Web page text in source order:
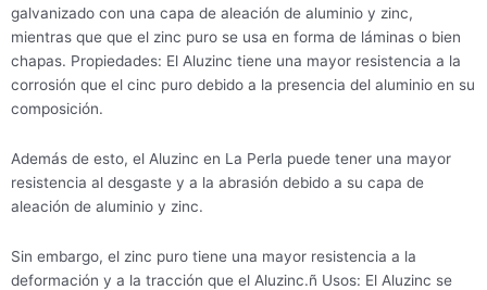
galvanizado con una capa de aleación de aluminio y zinc,
mientras que que el zinc puro se usa en forma de láminas o bien
chapas. Propiedades: El Aluzinc tiene una mayor resistencia a la
corrosión que el cinc puro debido a la presencia del aluminio en su
composición.
Además de esto, el Aluzinc en La Perla puede tener una mayor
resistencia al desgaste y a la abrasión debido a su capa de
aleación de aluminio y zinc.
Sin embargo, el zinc puro tiene una mayor resistencia a la
deformación y a la tracción que el Aluzinc.ñ Usos: El Aluzinc se